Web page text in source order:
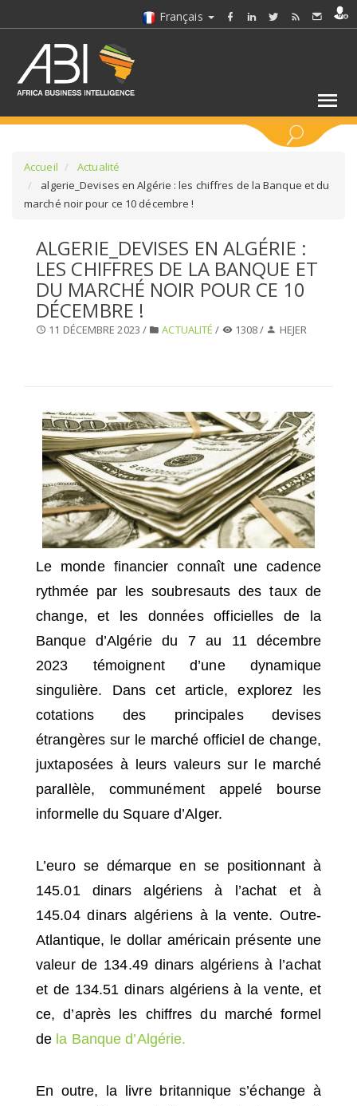
Français
SÉLECTIONNEZ UN DOSSIER
SELECTIONNEZ UNE SECTION
Accueil
Actualité
algerie_Devises en Algérie : les chiffres de la Banque et du
marché noir pour ce 10 décembre !
ALGERIE_DEVISES EN ALGÉRIE :
LES CHIFFRES DE LA BANQUE ET
DU MARCHÉ NOIR POUR CE 10
DÉCEMBRE !
11 DÉCEMBRE 2023 / ACTUALITÉ / 1308 / HEJER
Le monde financier connaît une cadence
rythmée par les soubresauts des taux de
change, et les données officielles de la
Banque d’Algérie du 7 au 11 décembre
2023 témoignent d’une dynamique
singulière. Dans cet article, explorez les
cotations des principales devises
étrangères sur le marché officiel de change,
juxtaposées à leurs valeurs sur le marché
parallèle, communément appelé bourse
informelle du Square d’Alger.
L’euro se démarque en se positionnant à
145.01 dinars algériens à l’achat et à
145.04 dinars algériens à la vente. Outre-
Atlantique, le dollar américain présente une
valeur de 134.49 dinars algériens à l’achat
et de 134.51 dinars algériens à la vente, et
ce, d’après les chiffres du marché formel
de la Banque d’Algérie.
En outre, la livre britannique s’échange à